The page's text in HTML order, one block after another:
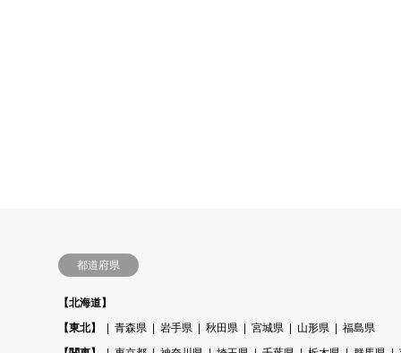
都道府県
【北海道】
【東北】
青森県 岩手県 秋田県 宮城県 山形県
福島県